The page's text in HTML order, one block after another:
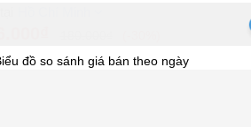
đồ so sánh giá bán theo ngày